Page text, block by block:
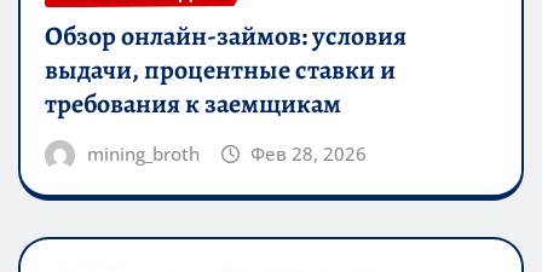
Обзор онлайн-займов: условия
выдачи, процентные ставки и
требования к заемщикам
mining_broth Фев 28, 2026